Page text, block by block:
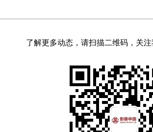
了解更多动态，请扫描二维码，关注